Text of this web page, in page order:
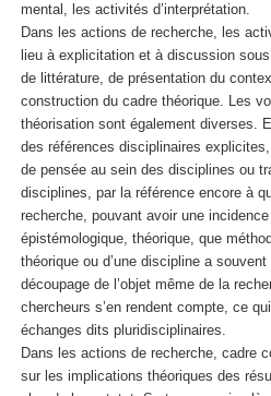
mental, les activités d’interprétation.
Dans les actions de recherche, les
lieu à explicitation et à discussion
de littérature, de présentation du
construction du cadre théorique. Les
théorisation sont également diverses.
des références disciplinaires
de pensée au sein des disciplines ou
disciplines, par la référence encore à
recherche, pouvant avoir une
épistémologique, théorique, que
théorique ou d’une discipline a
découpage de l’objet même de la
chercheurs s’en rendent compte, ce
échanges dits pluridisciplinaires.
Dans les actions de recherche, cadre
sur les implications théoriques des